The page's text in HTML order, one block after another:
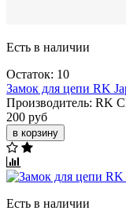
Есть в наличии
Остаток: 10
Замок для цепи RK
Производитель: RK
200 руб
в корзину
Есть в наличии